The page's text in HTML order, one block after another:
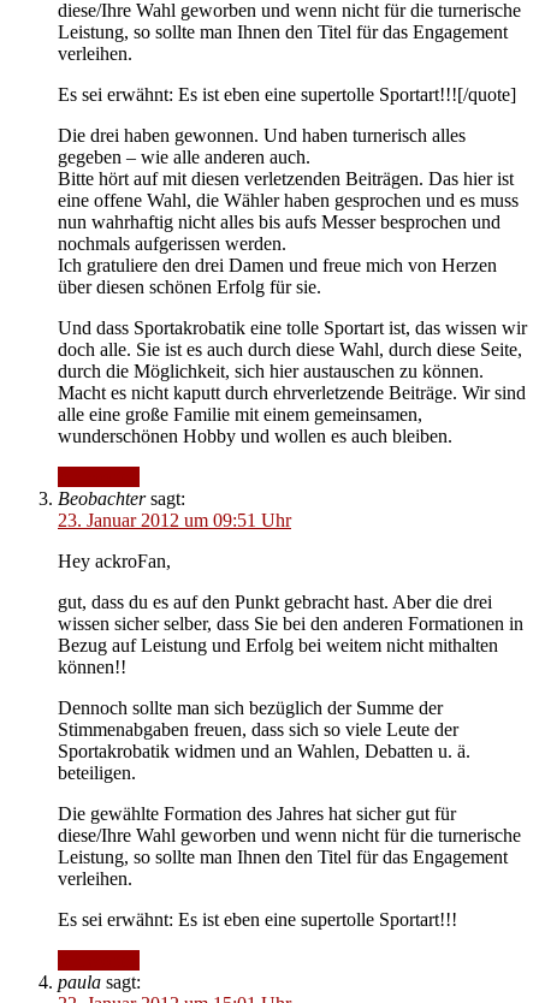
diese/Ihre Wahl geworben und wenn nicht für die turnerische
Leistung, so sollte man Ihnen den Titel für das Engagement
verleihen.
Es sei erwähnt: Es ist eben eine supertolle Sportart!!![/quote]
Die drei haben gewonnen. Und haben turnerisch alles
gegeben – wie alle anderen auch.
Bitte hört auf mit diesen verletzenden Beiträgen. Das hier ist
eine offene Wahl, die Wähler haben gesprochen und es muss
nun wahrhaftig nicht alles bis aufs Messer besprochen und
nochmals aufgerissen werden.
Ich gratuliere den drei Damen und freue mich von Herzen
über diesen schönen Erfolg für sie.
Und dass Sportakrobatik eine tolle Sportart ist, das wissen wir
doch alle. Sie ist es auch durch diese Wahl, durch diese Seite,
durch die Möglichkeit, sich hier austauschen zu können.
Macht es nicht kaputt durch ehrverletzende Beiträge. Wir sind
alle eine große Familie mit einem gemeinsamen,
wunderschönen Hobby und wollen es auch bleiben.
Beobachter sagt:
23. Januar 2012 um 09:51 Uhr
Hey ackroFan,
gut, dass du es auf den Punkt gebracht hast. Aber die drei
wissen sicher selber, dass Sie bei den anderen Formationen in
Bezug auf Leistung und Erfolg bei weitem nicht mithalten
können!!
Dennoch sollte man sich bezüglich der Summe der
Stimmenabgaben freuen, dass sich so viele Leute der
Sportakrobatik widmen und an Wahlen, Debatten u. ä.
beteiligen.
Die gewählte Formation des Jahres hat sicher gut für
diese/Ihre Wahl geworben und wenn nicht für die turnerische
Leistung, so sollte man Ihnen den Titel für das Engagement
verleihen.
Es sei erwähnt: Es ist eben eine supertolle Sportart!!!
paula sagt: